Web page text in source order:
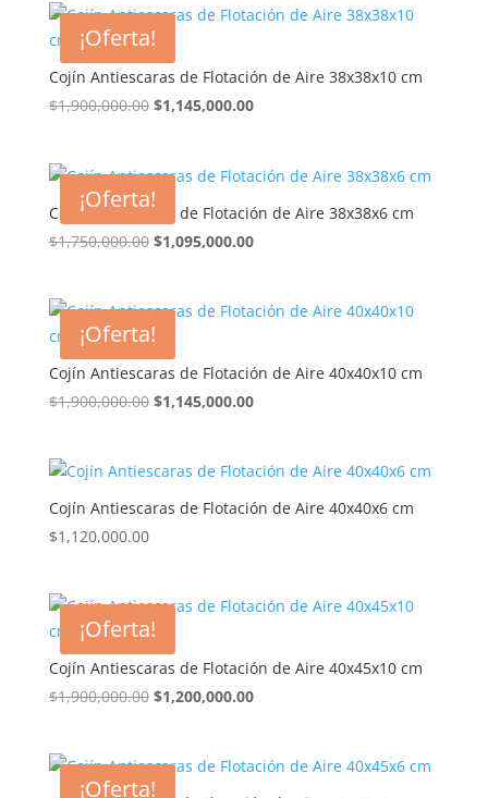
era:
$325,000.00.
es:
¡Oferta!
Cojín Antiescaras de Flotación de Aire 38x38x10 cm
$1,900,000.00 El
era:
$1,900,000.00.
$1,145,000.00El
es:
$1,145,000.00.
¡Oferta!
Cojín Antiescaras de Flotación de Aire 38x38x6 cm
$1,750,000.00 El
era:
$1,750,000.00.
$1,095,000.00El
es:
¡Oferta!
Cojín Antiescaras de Flotación de Aire 40x40x10 cm
$1,900,000.00 El
era:
$1,900,000.00.
$1,145,000.00El
es:
$1,145,000.00.
Cojín Antiescaras de Flotación de Aire 40x40x6 cm
$1,120,000.00
¡Oferta!
Cojín Antiescaras de Flotación de Aire 40x45x10 cm
$1,900,000.00 El
era:
$1,200,000.00El
es:
¡Oferta!